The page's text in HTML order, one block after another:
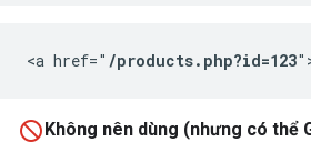
<a href=" /products.php?id=123
Không nên dùng (nhưng có thể